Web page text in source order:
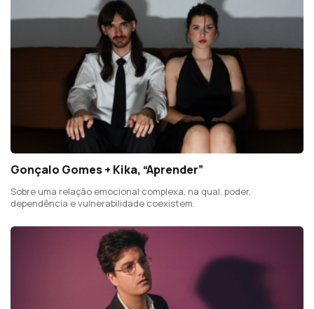
Gonçalo Gomes + Kika, “Aprender”
Sobre uma relação emocional complexa, na qual, poder,
dependência e vulnerabilidade coexistem.